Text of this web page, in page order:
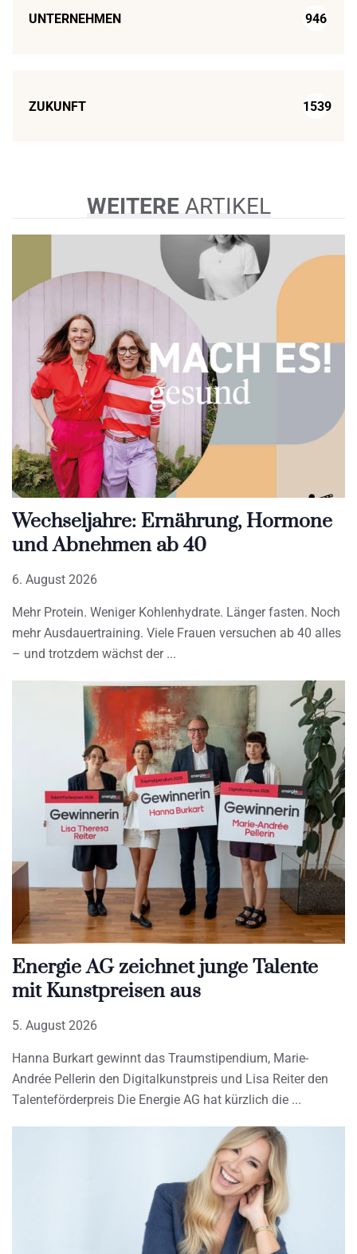
UNTERNEHMEN 946
ZUKUNFT 1539
WEITEREARTIKEL
Wechseljahre: Ernährung, Hormone
und Abnehmen ab 40
6. August 2026
Mehr Protein. Weniger Kohlenhydrate. Länger fasten. Noch
mehr Ausdauertraining. Viele Frauen versuchen ab 40 alles
– und trotzdem wächst der
Energie AG zeichnet junge Talente
mit Kunstpreisen aus
5. August 2026
Hanna Burkart gewinnt das Traumstipendium, Marie-
Andrée Pellerin den Digitalkunstpreis und Lisa Reiter den
Talenteförderpreis Die Energie AG hat kürzlich die